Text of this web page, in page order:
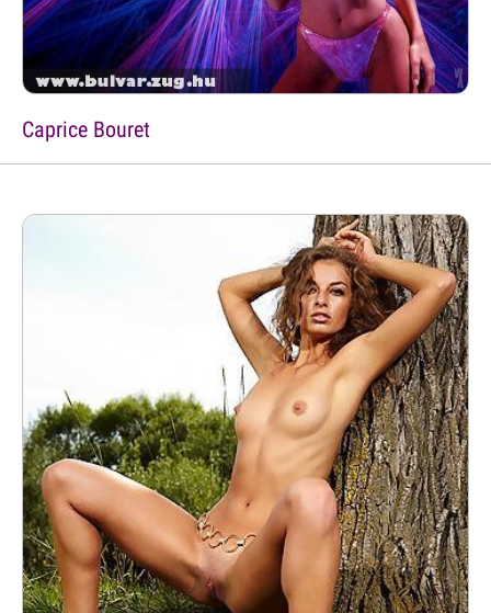
Caprice Bouret